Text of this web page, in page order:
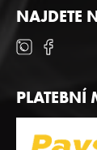
NAJDETE
PLATEBNÍ